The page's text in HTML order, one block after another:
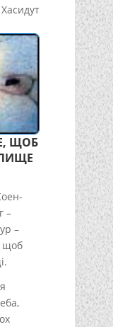
Хасидут
ЩОБ
–
–
щоб